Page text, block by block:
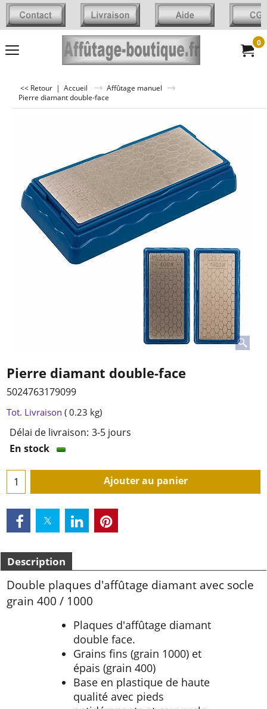
0
<< Retour | Accueil
Affûtage manuel
Pierre diamant double-face
Pierre diamant double-face
5024763179099
€17.95 TTC
Tot. Livraison
0.23kg
Délai de livraison:
En stock
Description
Double plaques d'affûtage diamant avec socle
grain 400 / 1000
Plaques d'affûtage diamant
double face.
Grains fins (grain 1000) et
épais (grain 400)
Base en plastique de haute